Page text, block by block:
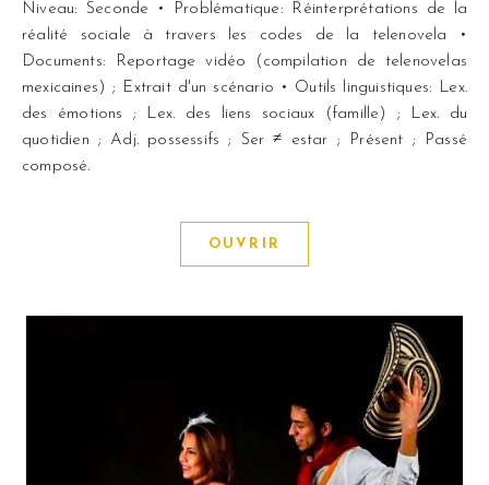
Niveau: Seconde • Problématique: Réinterprétations de la
réalité sociale à travers les codes de la telenovela •
Documents: Reportage vidéo (compilation de telenovelas
mexicaines) ; Extrait d'un scénario • Outils linguistiques: Lex.
des émotions ; Lex. des liens sociaux (famille) ; Lex. du
quotidien ; Adj. possessifs ; Ser ≠ estar ; Présent ; Passé
composé.
OUVRIR